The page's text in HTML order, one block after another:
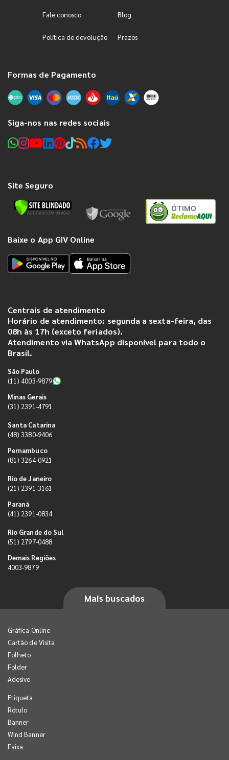
Fale conosco Blog
Política de devolução Prazos
Formas de Pagamento
Siga-nos nas redes sociais
Site Seguro
ÓTIMO
Baixe o App GIV Online
Centrais de atendimento
Horário de atendimento: segunda a sexta-feira, das
08h às 17h (exceto feriados).
Atendimento via WhatsApp disponível para todo o
Brasil.
São Paulo
(11) 4003-9879
Minas Gerais
(31) 2391-4791
Santa Catarina
(48) 3380-9406
Pernambuco
(81) 3264-0921
Rio de Janeiro
(21) 2391-3161
Paraná
(41) 2391-0834
Rio Grande do Sul
(51) 2797-0488
Demais Regiões
4003-9879
Mais buscados
Gráfica Online
Cartão de Visita
Folheto
Folder
Adesivo
Etiqueta
Rótulo
Banner
Wind Banner
Faixa